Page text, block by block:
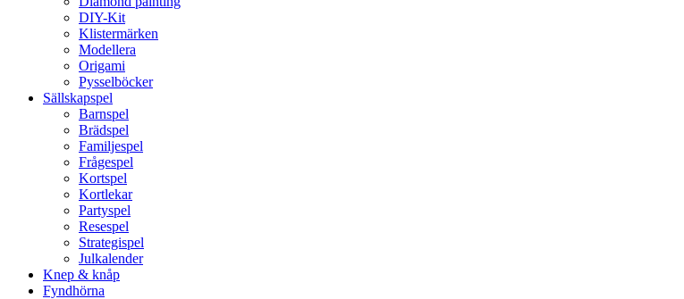
DIY-Kit
Klistermärken
Modellera
Origami
Pysselböcker
Sällskapspel
Barnspel
Brädspel
Familjespel
Frågespel
Kortspel
Kortlekar
Partyspel
Resespel
Strategispel
Julkalender
Knep & knåp
Fyndhörna